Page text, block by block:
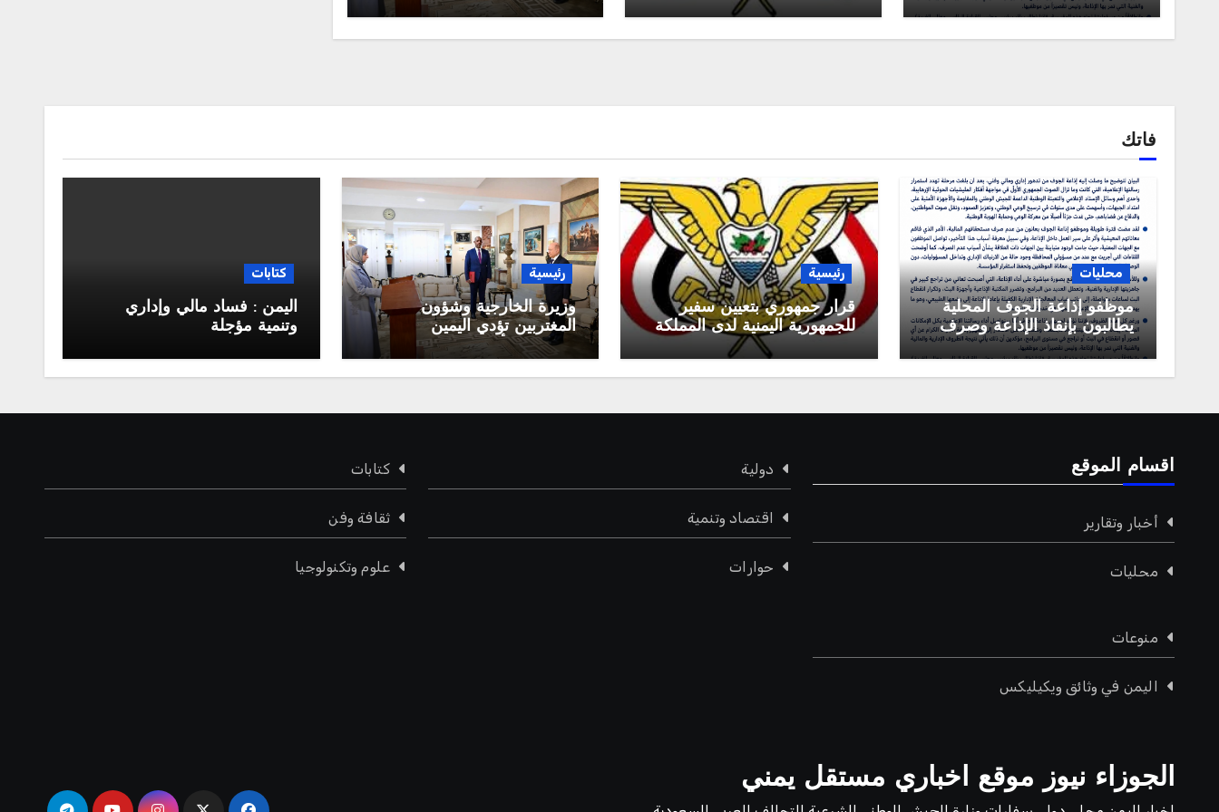
فاتك
محليات
موظفو إذاعة الجوف المحلية
يطالبون بإنقاذ الإذاعة وصرف
مستحقاتهم المالية
رئيسية
قرار جمهوري بتعيين سفير
للجمهورية اليمنية لدى المملكة
العربية السعودية
رئيسية
وزيرة الخارجية وشؤون
المغتربين تؤدي اليمين
الدستورية أمام رئيس مجلس
القيادة الرئاسي
كتابات
اليمن : فساد مالي وإداري
وتنمية مؤجلة
اقسام الموقع
أخبار وتقارير
محليات
دولية
اقتصاد وتنمية
حوارات
كتابات
ثقافة وفن
علوم وتكنولوجيا
منوعات
اليمن في وثائق ويكيليكس
الجوزاء نيوز موقع اخباري مستقل يمني